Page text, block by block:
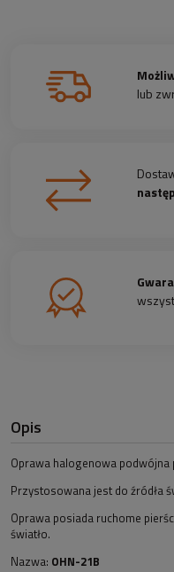
lub
Opis
Oprawa halogenowa
Przystosowana jest do źródła
Oprawa posiada ruchome
światło.
Nazwa: OHN-21B